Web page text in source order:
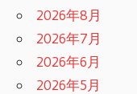
2026年8月
2026年7月
2026年6月
2026年5月